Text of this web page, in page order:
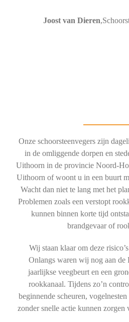
Joost van Dieren,
Onze schoorsteenvegers zijn
in de omliggende dorpen en
Uithoorn in de provincie Noord-
Uithoorn of woont u in een buurt
Wacht dan niet te lang met het
Problemen zoals een verstopt
kunnen binnen korte tijd
brandgevaar of
Wij staan klaar om deze
Onlangs waren wij nog aan de
jaarlijkse veegbeurt en een
rookkanaal. Tijdens zo’n
beginnende scheuren,
zonder snelle actie kunnen zorgen